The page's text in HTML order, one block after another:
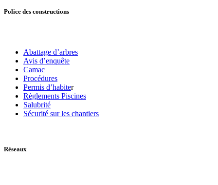
Police des constructions
Abattage d’arbres
Avis d’enquête
Camac
Procédures
Permis d’habiter
Règlements Piscines
Salubrité
Sécurité sur les chantiers
Réseaux